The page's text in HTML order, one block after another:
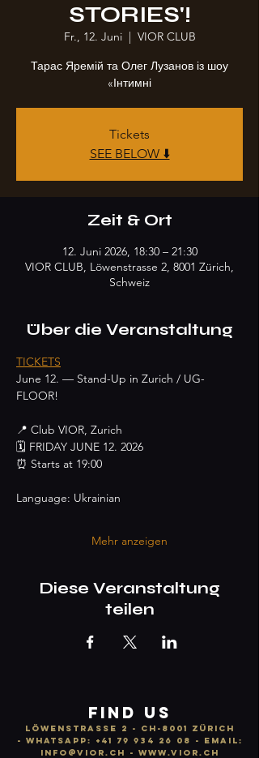
STORIES'!
Fr., 12. Juni
  |
VIOR CLUB
Тарас Яремій та Олег Лузанов із шоу
«Інтимні
Tickets
SEE BELOW ⬇️
Zeit & Ort
12. Juni 2026, 18:30 – 21:30
VIOR CLUB, Löwenstrasse 2, 8001 Zürich,
Schweiz
Über die Veranstaltung
TICKETS
June 12. — Stand-Up in Zurich / UG-
FLOOR!
📍 Club VIOR, Zurich
🗓 FRIDAY JUNE 12. 2026
⏰ Starts at 19:00
Language: Ukrainian
Mehr anzeigen
Diese Veranstaltung
teilen
FIND US
LÖWENSTRASSE 2 - CH-8001 ZÜRICH
- WhatsApp: +41 79 934 26 08
- email:
info @vior.ch - www.vior.ch